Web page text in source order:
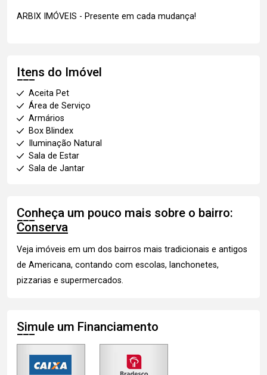
ARBIX IMÓVEIS - Presente em cada mudança!
Itens do Imóvel
Aceita Pet
Área de Serviço
Armários
Box Blindex
Iluminação Natural
Sala de Estar
Sala de Jantar
Conheça um pouco mais sobre o bairro:
Conserva
Veja imóveis em um dos bairros mais tradicionais e antigos
de Americana, contando com escolas, lanchonetes,
pizzarias e supermercados.
Simule um Financiamento